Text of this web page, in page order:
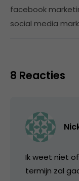
facebook
social media
8 Reacties
Ik weet niet
termijn zal